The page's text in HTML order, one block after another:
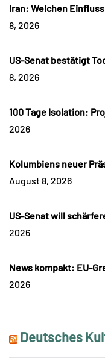
Iran: Welchen
8, 2026
US-Senat bestätigt
8, 2026
100 Tage Isolation:
2026
Kolumbiens neuer
August 8, 2026
US-Senat will
2026
News kompakt: EU-
2026
Deutsches